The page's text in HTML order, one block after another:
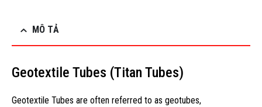
MÔ TẢ
Geotextile Tubes (Titan Tubes)
Geotextile Tubes are often referred to as geotubes,